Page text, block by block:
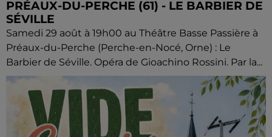
PRÉAUX-DU-PERCHE (61) - LE BARBIER DE
SÉVILLE
Samedi 29 août à 19h00 au Théâtre Basse Passière à
Préaux-du-Perche (Perche-en-Nocé, Orne) : Le
Barbier de Séville. Opéra de Gioachino Rossini. Par la...